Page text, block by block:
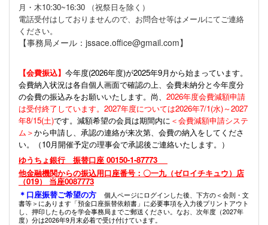
月・木10:30~16:30 （祝祭日を除く）
電話受付はしておりませんので、お問合せ等はメールにてご連絡
ください。
【事務局メール：jssace.office@gmail.com】
【会費振込】 今年度(2026年度)が2025年9月から始まっています。
会費納入状況は各自個人画面で確認の上、会費未納分と今年度分
の会費の振込みをお願いいたします。尚、 2026年度会費減額申請
は受付終了しています。2027年度については2026年7/1(水)～2027
年8/15(土)です。減額希望の会員は期間内に ＜会費減額申請システ
ム＞から申請し、承認の連絡が来次第、会費の納入をしてくださ
い。（10月開催予定の理事会で承認後ご連絡いたします。）
ゆうちょ銀行 振替口座 00150-1-87773
他金融機関からの振込用口座番号：〇一九（ゼロイチキュウ）店
（019） 当座0087773
＊口座振替ご希望の方
個人ページにログインした後、下方の＜会則・文
書等＞にあります「預金口座振替依頼書」に必要事項を入力後プリントアウト
し、押印したものを学会事務局までご郵送ください。なお、次年度（2027年
度）分は2026年9月末必着で受け付けています。